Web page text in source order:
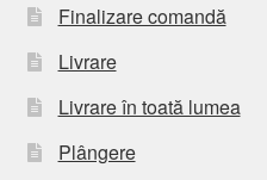
Finalizare comandă
Livrare
Livrare în toată lumea
Plângere